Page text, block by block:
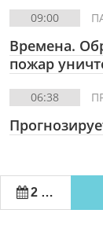
09:00
Времена.
пожар
06:38
2 ИЮЛЯ 2021